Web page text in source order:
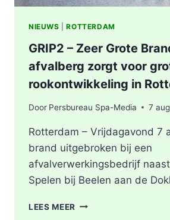
NIEUWS |ROTTERDAM
GRIP2 – Zeer Grote
afvalberg zorgt voor
rookontwikkeling in
Door Persbureau Spa-Media 7
Rotterdam – Vrijdagavond 7
brand uitgebroken bij een
afvalverwerkingsbedrijf
Spelen bij Beelen aan de
LEES MEER GRIP2